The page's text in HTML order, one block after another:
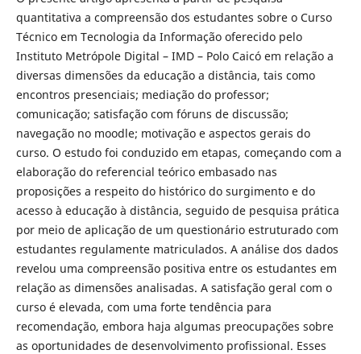
quantitativa a compreensão dos estudantes sobre o Curso
Técnico em Tecnologia da Informação oferecido pelo
Instituto Metrópole Digital – IMD – Polo Caicó em relação a
diversas dimensões da educação a distância, tais como
encontros presenciais; mediação do professor;
comunicação; satisfação com fóruns de discussão;
navegação no moodle; motivação e aspectos gerais do
curso. O estudo foi conduzido em etapas, começando com a
elaboração do referencial teórico embasado nas
proposições a respeito do histórico do surgimento e do
acesso à educação à distância, seguido de pesquisa prática
por meio de aplicação de um questionário estruturado com
estudantes regulamente matriculados. A análise dos dados
revelou uma compreensão positiva entre os estudantes em
relação as dimensões analisadas. A satisfação geral com o
curso é elevada, com uma forte tendência para
recomendação, embora haja algumas preocupações sobre
as oportunidades de desenvolvimento profissional. Esses